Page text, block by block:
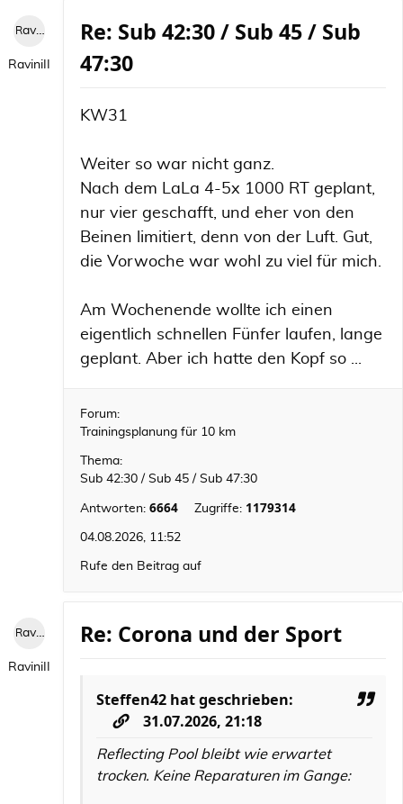
RaviniII
RaviniII
Re: Sub 42:30 / Sub 45 / Sub
47:30
KW31
Weiter so war nicht ganz.
Nach dem LaLa 4-5x 1000 RT geplant,
nur vier geschafft, und eher von den
Beinen limitiert, denn von der Luft. Gut,
die Vorwoche war wohl zu viel für mich.
Am Wochenende wollte ich einen
eigentlich schnellen Fünfer laufen, lange
geplant. Aber ich hatte den Kopf so ...
Forum:
Trainingsplanung für 10 km
Thema:
Sub 42:30 / Sub 45 / Sub 47:30
Antworten: 6664 Zugriffe: 1179314
04.08.2026, 11:52
Rufe den Beitrag auf
RaviniII
RaviniII
Re: Corona und der Sport
Steffen42 hat geschrieben:
31.07.2026, 21:18
Reflecting Pool bleibt wie erwartet
trocken. Keine Reparaturen im Gange: